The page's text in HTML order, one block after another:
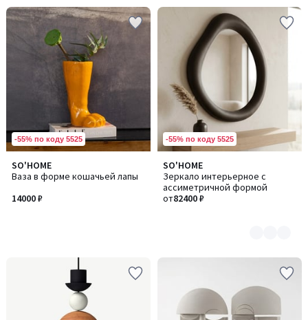
-55% по коду 5525
SO'HOME
Ваза в форме кошачьей лапы
14000 ₽
-55% по коду 5525
SO'HOME
Зеркало интерьерное с
ассиметричной формой
от82400 ₽
Количество
цветов:
4